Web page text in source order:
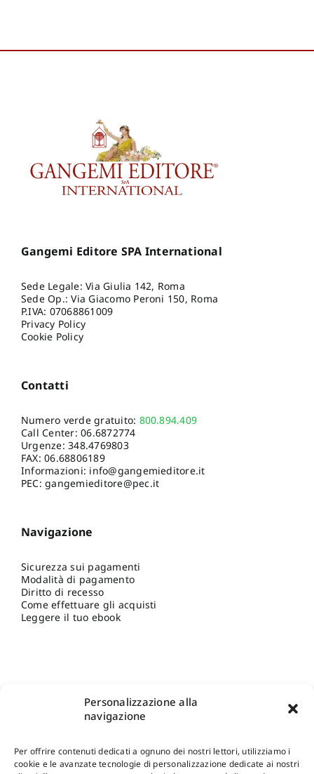
Personalizzazione alla
navigazione
Per offrire contenuti dedicati a ognuno dei nostri lettori, utilizziamo i
cookie e le avanzate tecnologie di personalizzazione dedicate ai nostri
Gangemi Editore SPA International
Sede Legale: Via Giulia 142, Roma
Sede Op.: Via Giacomo Peroni 150, Roma
P.IVA: 07068861009
Privacy Policy
Cookie Policy
Contatti
Numero verde gratuito: 800.894.409
Call Center:06.6872774
Urgenze:348.4769803
FAX: 06.68806189
Informazioni: info@gangemieditore.it
PEC: gangemieditore@pec.it
Navigazione
Sicurezza sui pagamenti
Modalità di pagamento
Diritto di recesso
Come effettuare gli acquisti
Leggere il tuo ebook